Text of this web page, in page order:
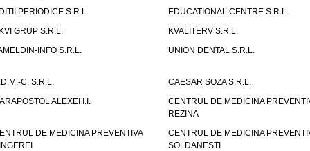
PERIODICE S.R.L.
EDUCATIONAL CENTRE S.R.L.
GRUP S.R.L.
KVALITERV S.R.L.
INFO S.R.L.
UNION DENTAL S.R.L.
C. S.R.L.
CAESAR SOZA S.R.L.
ALEXEI I.I.
CENTRUL DE MEDICINA
REZINA
DE MEDICINA PREVENTIVA
CENTRUL DE MEDICINA
SOLDANESTI